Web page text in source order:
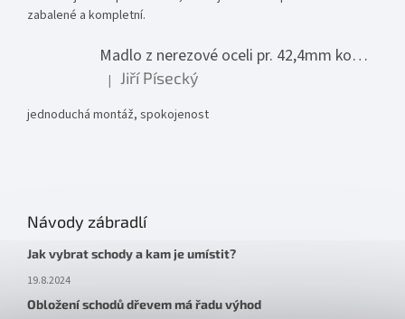
zabalené a kompletní.
Madlo z nerezové oceli pr. 42,4mm komplet - model 0116 - 3000mm
Hodnocení produktu je 5 z 5 hvězdiček.
| Jiří Písecký
jednoduchá montáž, spokojenost
Návody zábradlí
Jak vybrat schody a kam je umístit?
19.8.2024
Obložení schodů dřevem má řadu výhod